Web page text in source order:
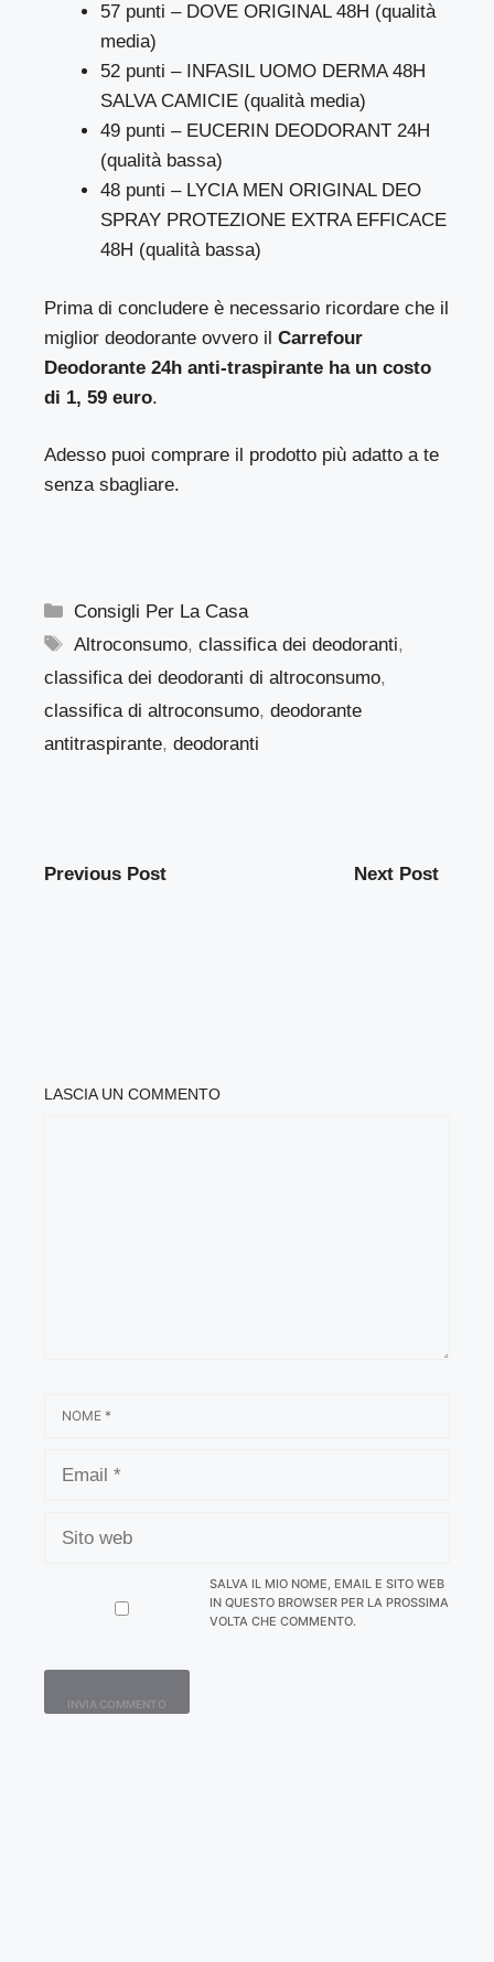
57 punti – DOVE ORIGINAL 48H (qualità
media)
52 punti – INFASIL UOMO DERMA 48H
SALVA CAMICIE (qualità media)
49 punti – EUCERIN DEODORANT 24H
(qualità bassa)
48 punti – LYCIA MEN ORIGINAL DEO
SPRAY PROTEZIONE EXTRA EFFICACE
48H (qualità bassa)
Prima di concludere è necessario ricordare che il
miglior deodorante ovvero ilCarrefour
Deodorante 24h anti-traspirante ha un costo
di 1, 59 euro.
Adesso puoi comprare il prodotto più adatto a te
senza sbagliare.
Categorie
Consigli Per La Casa
Tag
Altroconsumo,classifica dei deodoranti,
classifica dei deodoranti di altroconsumo,
classifica di altroconsumo, deodorante
antitraspirante, deodoranti
Previous Post Next Post
LASCIA UN COMMENTO
WEB
SALVA IL MIO NOME, EMAIL E SITO WEB
IN QUESTO BROWSER PER LA PROSSIMA
VOLTA CHE COMMENTO.